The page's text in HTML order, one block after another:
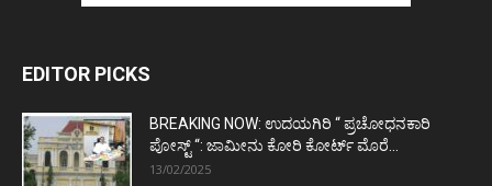
EDITOR PICKS
BREAKING NOW: ಉದಯಗಿರಿ “ ಪ್ರಚೋಧನಕಾರಿ
ಪೋಸ್ಟ್‌ “: ಜಾಮೀನು ಕೋರಿ ಕೋರ್ಟ್‌ ಮೊರೆ...
13/02/2025